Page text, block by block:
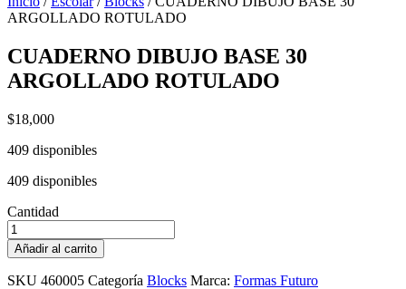
ARGOLLADO ROTULADO
CUADERNO DIBUJO BASE 30
ARGOLLADO ROTULADO
$18,000
409 disponibles
409 disponibles
Cantidad
CUADERNO
DIBUJO
BASE
30
Añadir al carrito
SKU 460005 Categoría Blocks Marca: Formas Futuro